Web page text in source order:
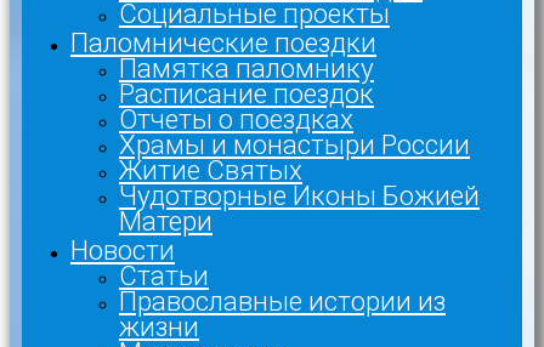
Социальные проекты
Паломнические поездки
Памятка паломнику
Расписание поездок
Отчеты о поездках
Храмы и монастыри России
Житие Святых
Чудотворные Иконы Божией
Матери
Новости
Статьи
Православные истории из
жизни